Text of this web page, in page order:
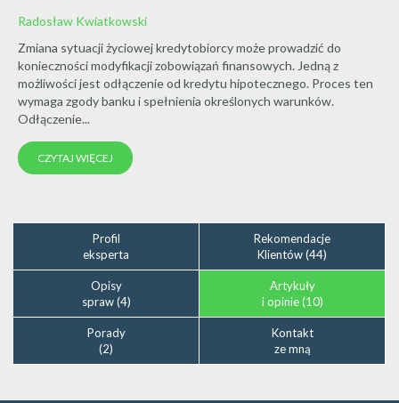
Radosław Kwiatkowski
Zmiana sytuacji życiowej kredytobiorcy może prowadzić do
konieczności modyfikacji zobowiązań finansowych. Jedną z
możliwości jest odłączenie od kredytu hipotecznego. Proces ten
wymaga zgody banku i spełnienia określonych warunków.
Odłączenie...
CZYTAJ WIĘCEJ
Profil
eksperta
Rekomendacje
Klientów (44)
Opisy
spraw (4)
Artykuły
i opinie (10)
Porady
(2)
Kontakt
ze mną